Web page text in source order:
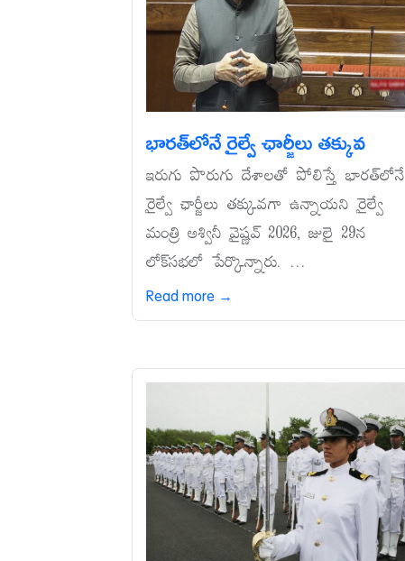
భారత్‌లోనే రైల్వే ఛార్జీలు తక్కువ
ఇరుగు పొరుగు దేశాలతో పోలిస్తే భారత్‌లోనే
రైల్వే ఛార్జీలు తక్కువగా ఉన్నాయని రైల్వే
మంత్రి అశ్వినీ వైష్ణవ్‌ 2026, జులై 29న
లోక్‌సభలో పేర్కొన్నారు. ...
Read more →